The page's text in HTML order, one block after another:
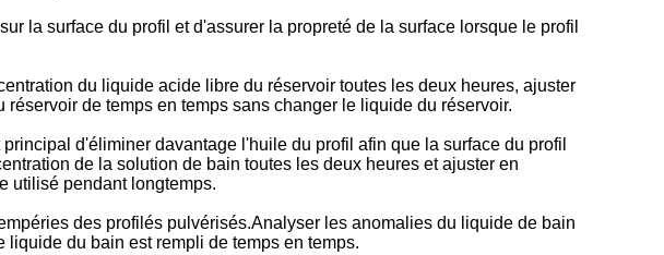
la surface du profil et d'assurer la propreté de la surface lorsque le profil
du liquide acide libre du réservoir toutes les deux heures, ajuster
de temps en temps sans changer le liquide du réservoir.
d'éliminer davantage l'huile du profil afin que la surface du profil
de la solution de bain toutes les deux heures et ajuster en
utilisé pendant longtemps.
des profilés pulvérisés.Analyser les anomalies du liquide de bain
du bain est rempli de temps en temps.